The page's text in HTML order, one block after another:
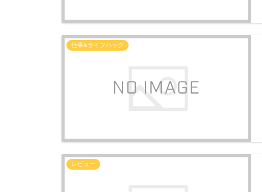
仕事&ライフハック
レビュー